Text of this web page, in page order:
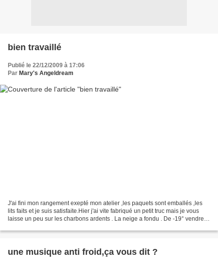
bien travaillé
Publié le 22/12/2009 à 17:06
Par Mary's Angeldream
J'ai fini mon rangement exepté mon atelier ,les paquets sont emballés ,les
lits faits et je suis satisfaite.Hier j'ai vite fabriqué un petit truc mais je vous
laisse un peu sur les charbons ardents . La neige a fondu . De -19° vendredi
une musique anti froid,ça vous dit ?